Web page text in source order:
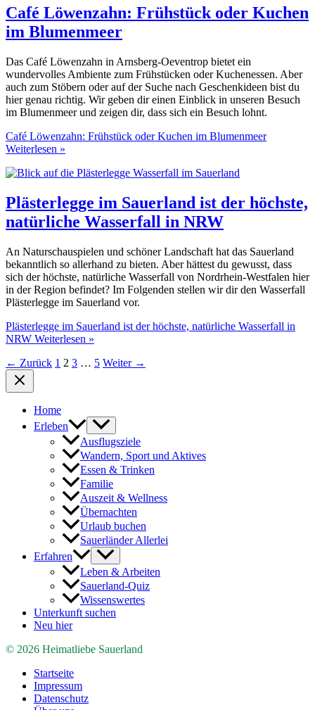
Café Löwenzahn: Frühstück oder Kuchen
im Blumenmeer
Das Café Löwenzahn in Arnsberg-Oeventrop bietet ein
wundervolles Ambiente zum Frühstücken oder Kuchenessen. Aber
auch zum Stöbern oder auf der Suche nach Geschenkideen bist du
hier genau richtig. Wir geben dir einen Einblick in unseren Besuch
im Blumenmeer und zeigen dir, dass sich ein Besuch lohnt.
Café Löwenzahn: Frühstück oder Kuchen im Blumenmeer
Weiterlesen »
Plästerlegge im Sauerland ist der höchste,
natürliche Wasserfall in NRW
An Naturschauspielen und schöner Landschaft hat das Sauerland
bekanntlich so allerhand zu bieten. Aber hättest du gewusst, dass
sich der höchste, natürliche Wasserfall von Nordrhein-Westfalen hier
in der Region befindet? Im Folgenden stellen wir dir den Wasserfall
Plästerlegge im Sauerland vor.
Plästerlegge im Sauerland ist der höchste, natürliche Wasserfall in
NRW Weiterlesen »
← Zurück 1 2 3 … 5 Weiter →
Home
Erleben
Ausflugsziele
Wandern, Sport und Aktives
Essen & Trinken
Familie
Auszeit & Wellness
Übernachten
Urlaub buchen
Sauerländer Allerlei
Erfahren
Leben & Arbeiten
Sauerland-Quiz
Wissenswertes
Unterkunft suchen
Neu hier
© 2026 Heimatliebe Sauerland
Startseite
Impressum
Datenschutz